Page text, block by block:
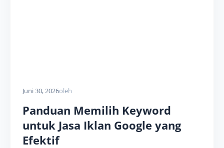
Juni 30, 2026oleh
Panduan Memilih Keyword
untuk Jasa Iklan Google yang
Efektif